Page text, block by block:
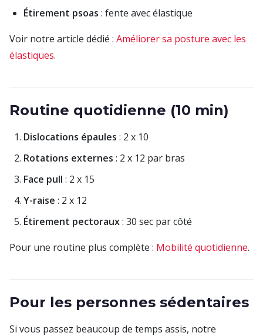
Étirement psoas : fente avec élastique
Voir notre article dédié : Améliorer sa posture avec les
élastiques.
Routine quotidienne (10 min)
Dislocations épaules : 2 x 10
Rotations externes : 2 x 12 par bras
Face pull : 2 x 15
Y-raise : 2 x 12
Étirement pectoraux: 30 sec par côté
Pour une routine plus complète : Mobilité quotidienne.
Pour les personnes sédentaires
Si vous passez beaucoup de temps assis, notre